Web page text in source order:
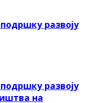
развоју
развоју
на